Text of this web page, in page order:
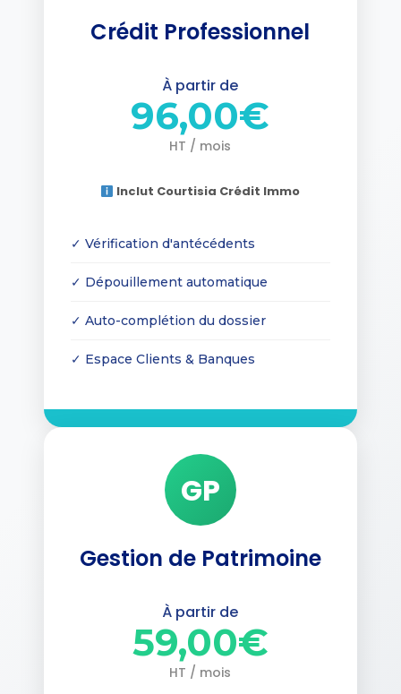
Crédit Professionnel
À partir de
96,00€
HT / mois
Inclut Courtisia Crédit Immo
✓ Vérification d'antécédents
✓ Dépouillement automatique
✓ Auto-complétion du dossier
✓ Espace Clients & Banques
GP
Gestion de Patrimoine
À partir de
59,00€
HT / mois